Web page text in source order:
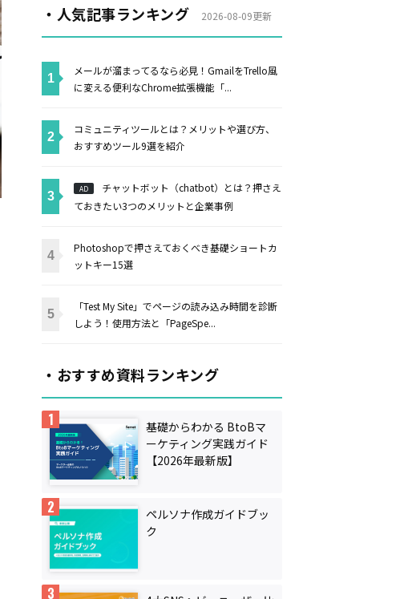
・人気記事ランキング 2026-08-09更新
メールが溜まってるなら必見！GmailをTrello風
に変える便利なChrome拡張機能「...
コミュニティツールとは？メリットや選び方、
おすすめツール9選を紹介
AD
チャットボット（chatbot）とは？押さえ
ておきたい3つのメリットと企業事例
Photoshopで押さえておくべき基礎ショートカ
ットキー15選
「Test My Site」でページの読み込み時間を診断
しよう！使用方法と「PageSpe...
・おすすめ資料ランキング
基礎からわかる BtoBマ
ーケティング実践ガイド
【2026年最新版】
ペルソナ作成ガイドブッ
ク